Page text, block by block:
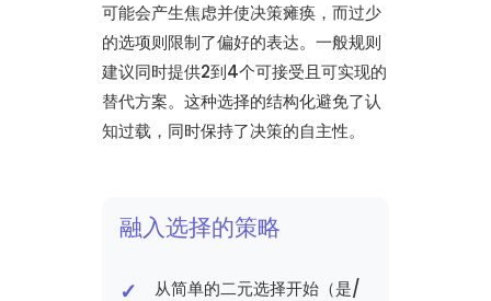
可能会产生焦虑并使决策瘫痪，而过少
的选项则限制了偏好的表达。一般规则
建议同时提供2到4个可接受且可实现的
替代方案。这种选择的结构化避免了认
知过载，同时保持了决策的自主性。
融入选择的策略
从简单的二元选择开始（是/